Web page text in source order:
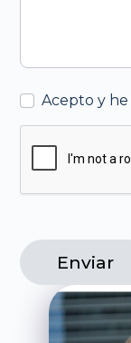
Acepto y